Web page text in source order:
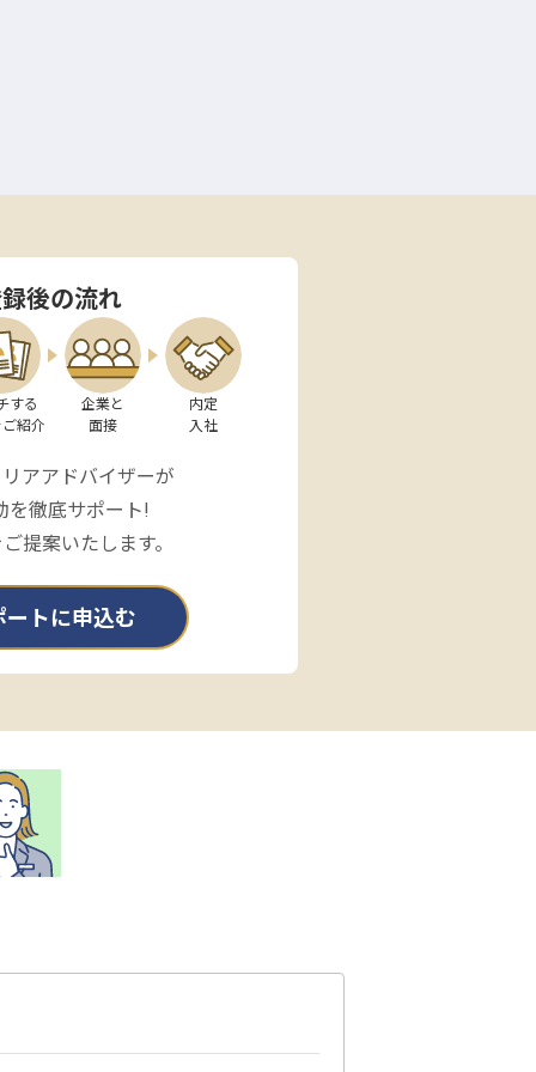
後の流れ
する
紹介
企業と
面接
内定
入社
アアドバイザーが
を徹底サポート!
提案いたします。
ートに申込む